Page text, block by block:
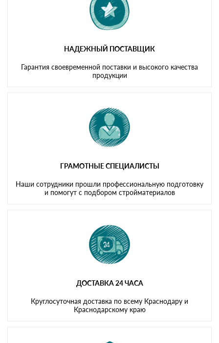
НАДЕЖНЫЙ ПОСТАВЩИК
Гарантия своевременной поставки и высокого качества
продукции
ГРАМОТНЫЕ СПЕЦИАЛИСТЫ
Наши сотрудники прошли профессиональную подготовку
и помогут с подбором стройматериалов
ДОСТАВКА 24 ЧАСА
Круглосуточная доставка по всему Краснодару и
Краснодарскому краю